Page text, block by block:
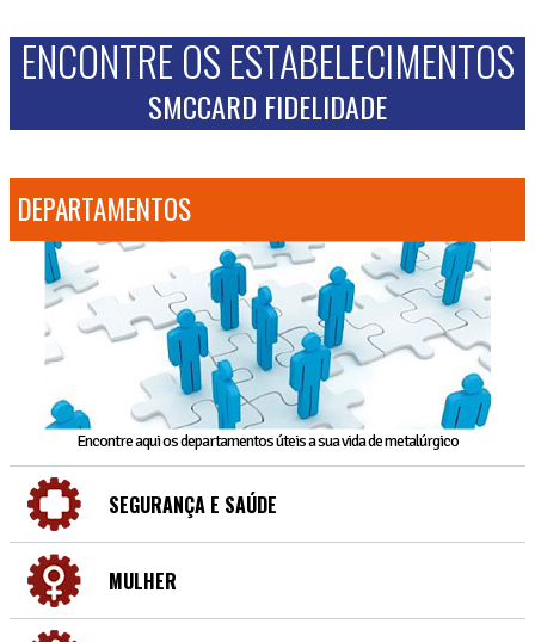
ENCONTRE OS ESTABELECIMENTOS
SMCCARD FIDELIDADE
DEPARTAMENTOS
Encontre aqui os departamentos úteis a sua vida de metalúrgico
SEGURANÇA E SAÚDE
MULHER